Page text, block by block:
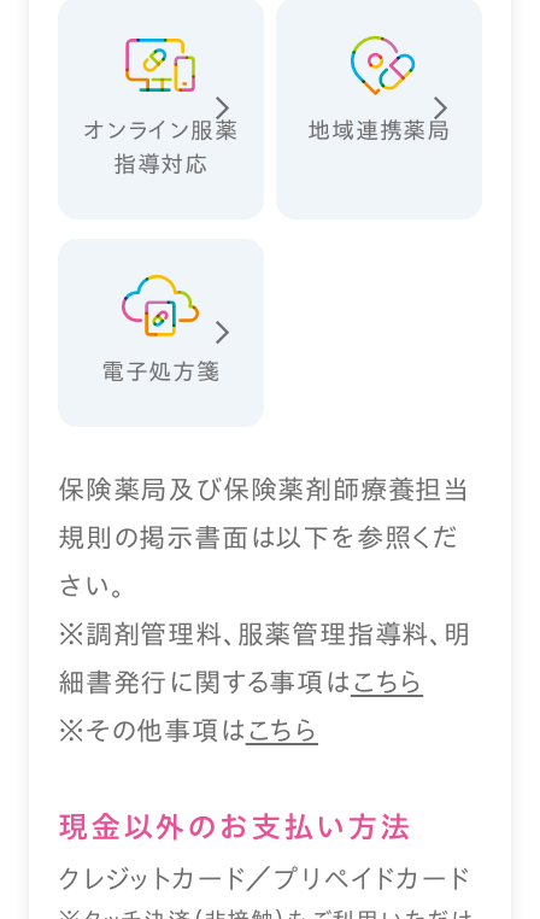
オンライン服薬
指導対応
地域連携薬局
電子処方箋
保険薬局及び保険薬剤師療養担当
規則の掲示書面は以下を参照くだ
さい。
※調剤管理料、服薬管理指導料、明
細書発行に関する事項は こちら
※その他事項は こちら
現⾦以外のお⽀払い⽅法
クレジットカード／プリペイドカード